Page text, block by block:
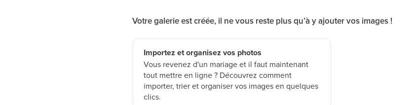
Votre galerie est créée, il ne vous reste plus qu’à y ajouter vos images !
Importez et organisez vos photos
Vous revenez d'un mariage et il faut maintenant
tout mettre en ligne ? Découvrez comment
importer, trier et organiser vos images en quelques
clics.